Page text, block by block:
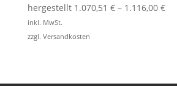
hergestellt 1.070,51 €– 1.116,00 €
inkl. MwSt.
zzgl. Versandkosten